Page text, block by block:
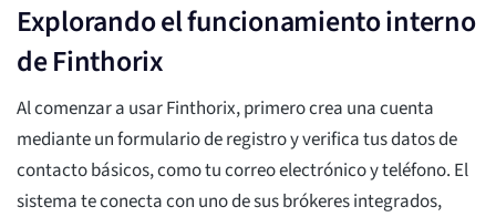
Explorando el funcionamiento interno
de Finthorix
Al comenzar a usar Finthorix, primero crea una cuenta
mediante un formulario de registro y verifica tus datos de
contacto básicos, como tu correo electrónico y teléfono. El
sistema te conecta con uno de sus brókeres integrados,